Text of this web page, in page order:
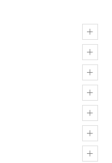
+
+
+
+
+
+
+